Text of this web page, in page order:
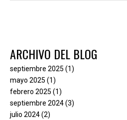
ARCHIVO DEL BLOG
septiembre 2025 (1)
mayo 2025 (1)
febrero 2025 (1)
septiembre 2024(3)
julio 2024(2)